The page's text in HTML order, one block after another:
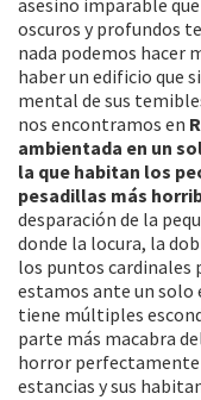
asesino imparable
oscuros y profundos
nada podemos hacer
haber un edificio que
mental de sus
nos encontramos en
ambientada en un
la que habitan los
pesadillas más
desparación de la
donde la locura, la
los puntos cardinales
estamos ante un solo
tiene múltiples
parte más macabra
horror perfectamente
estancias y sus